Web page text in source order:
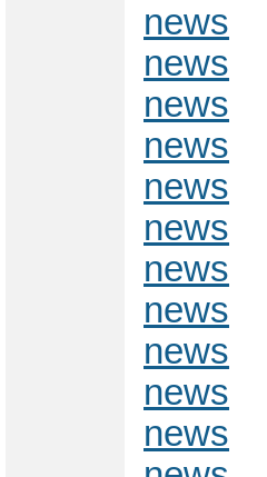
news
news
news
news
news
news
news
news
news
news
news